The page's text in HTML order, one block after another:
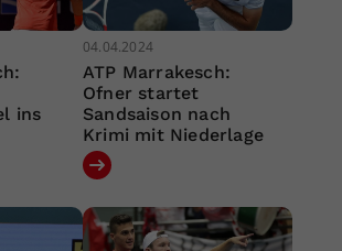
ins
04.04.2024
ATP Marrakesch:
Ofner startet
Sandsaison nach
Krimi mit Niederlage